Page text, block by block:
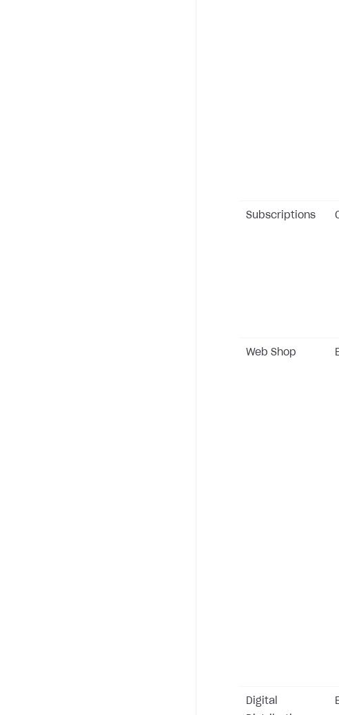
Subscriptions
Web Shop
Digital